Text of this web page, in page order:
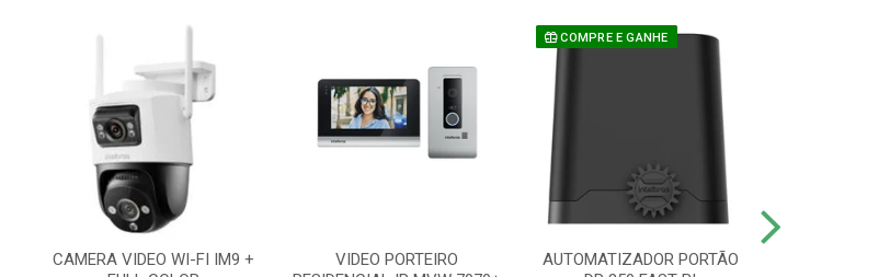
CAMERA VIDEO WI-FI IM9 +
VIDEO PORTEIRO
COMPRE E GANHE
AUTOMATIZADOR PORTÃO